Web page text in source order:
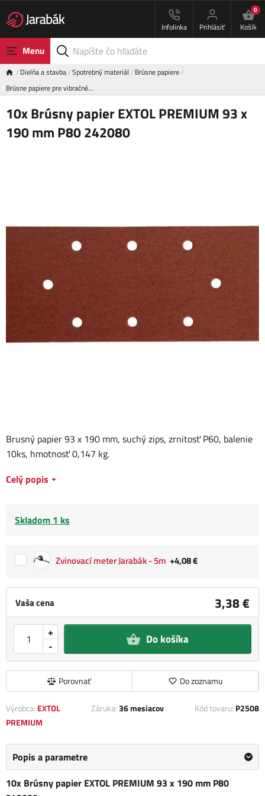
Infolinka Prihlásiť
0
Košík
Menu
Dielňa a stavba Spotrebný materiál
Brúsne papiere
Brúsne papiere pre vibračné…
10x Brúsny papier EXTOL PREMIUM 93 x
190 mm P80 242080
Vaša cena 3,38 €
-
+ Do košíka
Porovnať Do zoznamu
Brusný papier 93 x 190 mm, suchý zips, zrnitosť P60, balenie
10ks, hmotnosť 0,147 kg.
Celý popis
Skladom 1 ks
Zvinovací meter Jarabák - 5m +4,08 €
Výrobca: EXTOL
PREMIUM
Záruka:36 mesiacov Kód tovaru: P2508
Popis a parametre
10x Brúsny papier EXTOL PREMIUM 93 x 190 mm P80